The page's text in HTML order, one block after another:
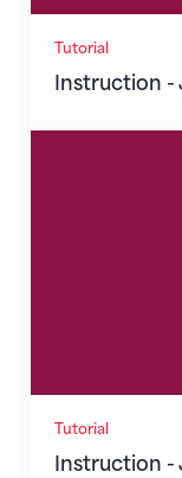
Tutorial
Instruction -
Tutorial
Instruction -